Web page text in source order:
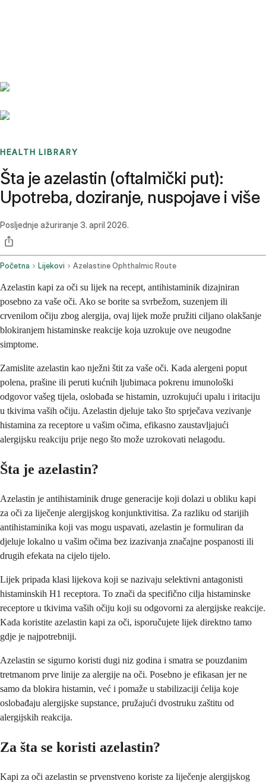
HEALTH LIBRARY
Šta je azelastin (oftalmički put):
Upotreba, doziranje, nuspojave i više
Posljednje ažuriranje 3. april 2026.
Početna Lijekovi Azelastine Ophthalmic Route
Azelastin kapi za oči su lijek na recept, antihistaminik dizajniran
posebno za vaše oči. Ako se borite sa svrbežom, suzenjem ili
crvenilom očiju zbog alergija, ovaj lijek može pružiti ciljano olakšanje
blokiranjem histaminske reakcije koja uzrokuje ove neugodne
simptome.
Zamislite azelastin kao nježni štit za vaše oči. Kada alergeni poput
polena, prašine ili peruti kućnih ljubimaca pokrenu imunološki
odgovor vašeg tijela, oslobađa se histamin, uzrokujući upalu i iritaciju
u tkivima vaših očiju. Azelastin djeluje tako što sprječava vezivanje
histamina za receptore u vašim očima, efikasno zaustavljajući
alergijsku reakciju prije nego što može uzrokovati nelagodu.
Šta je azelastin?
Azelastin je antihistaminik druge generacije koji dolazi u obliku kapi
za oči za liječenje alergijskog konjunktivitisa. Za razliku od starijih
antihistaminika koji vas mogu uspavati, azelastin je formuliran da
djeluje lokalno u vašim očima bez izazivanja značajne pospanosti ili
drugih efekata na cijelo tijelo.
Lijek pripada klasi lijekova koji se nazivaju selektivni antagonisti
histaminskih H1 receptora. To znači da specifično cilja histaminske
receptore u tkivima vaših očiju koji su odgovorni za alergijske reakcije.
Kada koristite azelastin kapi za oči, isporučujete lijek direktno tamo
gdje je najpotrebniji.
Azelastin se sigurno koristi dugi niz godina i smatra se pouzdanim
tretmanom prve linije za alergije na oči. Posebno je efikasan jer ne
samo da blokira histamin, već i pomaže u stabilizaciji ćelija koje
oslobađaju alergijske supstance, pružajući dvostruku zaštitu od
alergijskih reakcija.
Za šta se koristi azelastin?
Kapi za oči azelastin se prvenstveno koriste za liječenje alergijskog